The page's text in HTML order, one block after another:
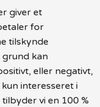
giver et
for
tilskynde
grund kan
eller negativt,
interesseret i
vi en 100 %